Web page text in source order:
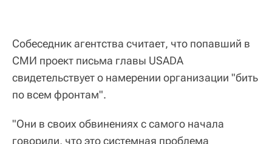
Собеседник агентства считает, что попавший в
СМИ проект письма главы USADA
свидетельствует о намерении организации "бить
по всем фронтам".
"Они в своих обвинениях с самого начала
говорили, что это системная проблема